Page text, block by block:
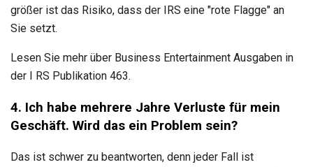
größer ist das Risiko, dass der IRS eine "rote Flagge" an
Sie setzt.
Lesen Sie mehr über Business Entertainment Ausgaben in
der I RS Publikation 463.
4. Ich habe mehrere Jahre Verluste für mein
Geschäft. Wird das ein Problem sein?
Das ist schwer zu beantworten, denn jeder Fall ist